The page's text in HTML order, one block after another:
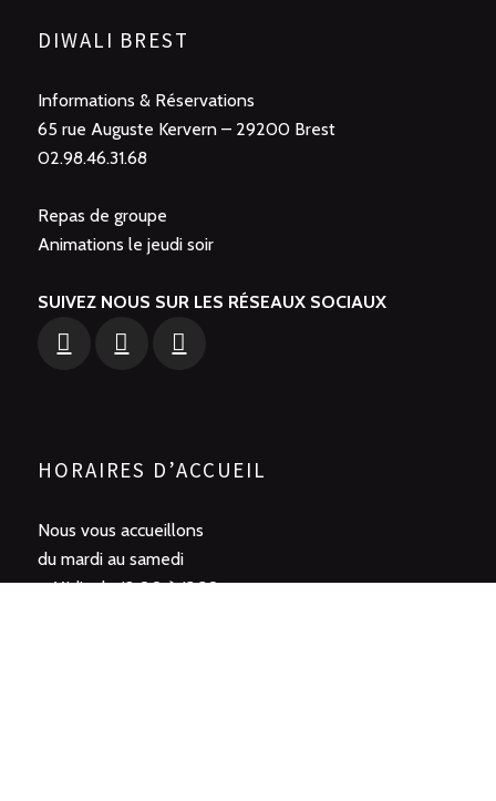
DIWALI BREST
Informations & Réservations
65 rue Auguste Kervern – 29200 Brest
02.98.46.31.68
Repas de groupe
Animations le jeudi soir
SUIVEZ NOUS SUR LES RÉSEAUX SOCIAUX
HORAIRES D’ACCUEIL
Nous vous accueillons
du mardi au samedi
– Midi : de 12:00 à 13:30